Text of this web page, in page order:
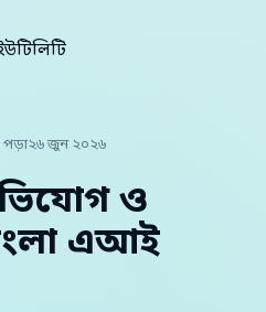
পড়া২৬ জুন ২০২৬
ও
এআই